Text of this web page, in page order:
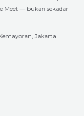
Meet — bukan sekadar
Jakarta